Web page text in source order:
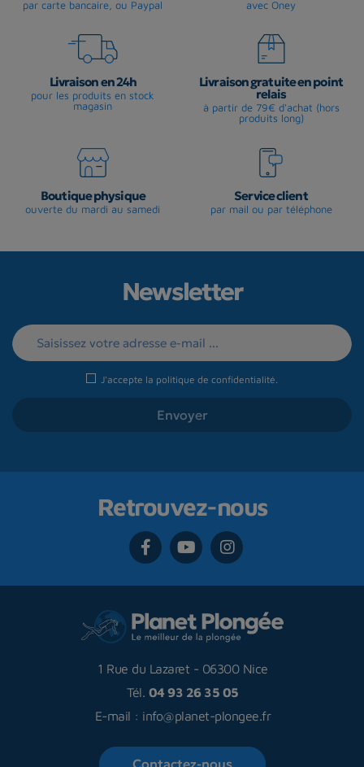
par carte bancaire, ou Paypal avec Oney
Livraison en 24h
pour les produits en stock
magasin
Livraison gratuite en point
relais
à partir de 79€ d'achat (hors
produits long)
Boutique physique
ouverte du mardi au samedi
Service client
par mail ou par téléphone
Newsletter
J'accepte la politique de confidentialité.
Retrouvez-nous
1 Rue du Lazaret - 06300 Nice
Tél. 04 93 26 35 05
E-mail : info@planet-plongee.fr
Contactez-nous